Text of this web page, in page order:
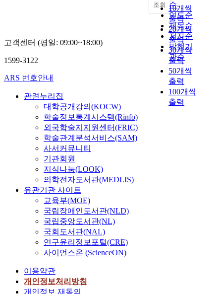
순
연도순
제목순
저자순
발행기
관순
10개씩
출력
20개씩
출력
30개씩
출력
50개씩
출력
100개씩
출력
조회
고객센터 (평일: 09:00~18:00)
1599-3122
ARS 번호안내
관련누리집
대학공개강의(KOCW)
학술정보통계시스템(Rinfo)
외국학술지지원센터(FRIC)
학술관계분석서비스(SAM)
사서커뮤니티
기관회원
지식나눔(LOOK)
의학전자도서관(MEDLIS)
유관기관 사이트
교육부(MOE)
국립장애인도서관(NLD)
국립중앙도서관(NL)
국회도서관(NAL)
연구윤리정보포털(CRE)
사이언스온 (ScienceON)
이용약관
개인정보처리방침
개인정보 재동의